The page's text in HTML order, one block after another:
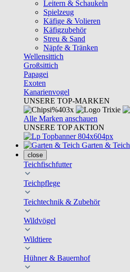
Leitern & Schaukeln
Spielzeug
Käfige & Volieren
Käfigzubehör
Streu & Sand
Näpfe & Tränken
Wellensittich
Großsittich
Papagei
Exoten
Kanarienvogel
UNSERE TOP-MARKEN
Alle Marken anschauen
UNSERE TOP AKTION
Garten & Teich
close
Teichfischfutter
Teichpflege
Teichtechnik & Zubehör
Wildvögel
Wildtiere
Hühner & Bauernhof